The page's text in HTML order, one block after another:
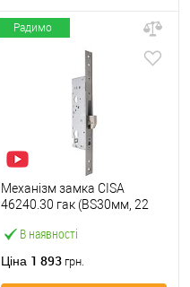
Радимо
В наявності
Механізм замка CISA
46240.30 гак (BS30мм, 22
Ціна 1 893 грн.